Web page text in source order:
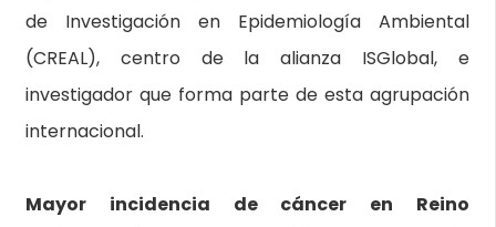
de Investigación en Epidemiología Ambiental
(CREAL), centro de la alianza ISGlobal, e
investigador que forma parte de esta agrupación
internacional.
Mayor incidencia de cáncer en Reino